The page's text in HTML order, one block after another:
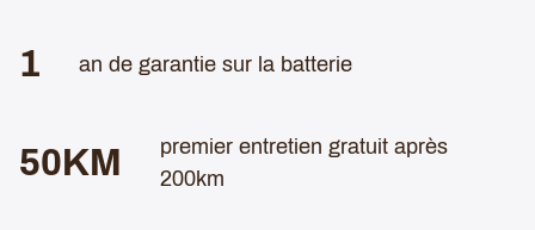
1 an de garantie sur la batterie
50KM
premier entretien gratuit après
200km